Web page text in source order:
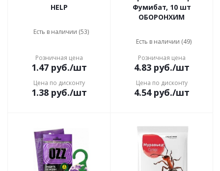
HELP
Есть в наличии (53)
Розничная цена
1.47руб./шт
Цена по дисконту
1.38руб./шт
Фумибат, 10 шт
ОБОРОНХИМ
Есть в наличии (49)
Розничная цена
4.83руб./шт
Цена по дисконту
4.54руб./шт